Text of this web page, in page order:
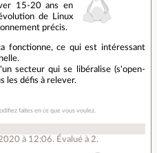
15-20 ans en
de Linux
précis.
fonctionne, ce qui est intéressant
secteur qui se libéralise (s'open-
les défis à relever.
faites en ce que vous voulez.
à 12:06. Évalué à 2.